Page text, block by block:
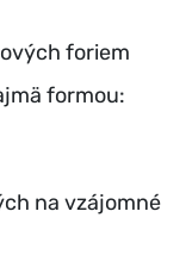
foriem
formou:
na vzájomné